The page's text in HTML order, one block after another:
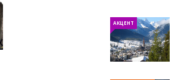
АКЦЕНТ